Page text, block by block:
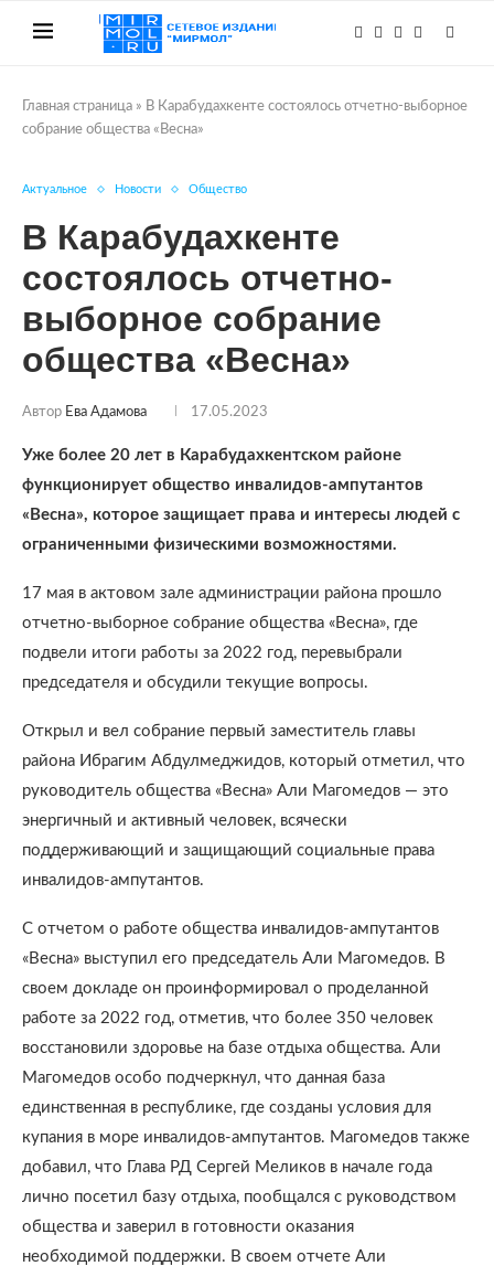
Главная страница » В Карабудахкенте состоялось отчетно-выборное
собрание общества «Весна»
Актуальное Новости Общество
В Карабудахкенте
состоялось отчетно-
выборное собрание
общества «Весна»
Автор Ева Адамова 17.05.2023
Уже более 20 лет в Карабудахкентском районе
функционирует общество инвалидов-ампутантов
«Весна», которое защищает права и интересы людей с
ограниченными физическими возможностями.
17 мая в актовом зале администрации района прошло
отчетно-выборное собрание общества «Весна», где
подвели итоги работы за 2022 год, перевыбрали
председателя и обсудили текущие вопросы.
Открыл и вел собрание первый заместитель главы
района Ибрагим Абдулмеджидов, который отметил, что
руководитель общества «Весна» Али Магомедов — это
энергичный и активный человек, всячески
поддерживающий и защищающий социальные права
инвалидов-ампутантов.
С отчетом о работе общества инвалидов-ампутантов
«Весна» выступил его председатель Али Магомедов. В
своем докладе он проинформировал о проделанной
работе за 2022 год, отметив, что более 350 человек
восстановили здоровье на базе отдыха общества. Али
Магомедов особо подчеркнул, что данная база
единственная в республике, где созданы условия для
купания в море инвалидов-ампутантов. Магомедов также
добавил, что Глава РД Сергей Меликов в начале года
лично посетил базу отдыха, пообщался с руководством
общества и заверил в готовности оказания
необходимой поддержки. В своем отчете Али